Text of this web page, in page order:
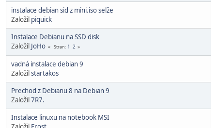
instalace debian sid z mini.iso selže
Založil piquick
Instalace Debianu na SSD disk
Založil JoHo Stran 1 2
vadná instalace debian 9
Založilstartakos
Prechod z Debianu 8 na Debian 9
Založil7R7.
Instalace linuxu na notebook MSI